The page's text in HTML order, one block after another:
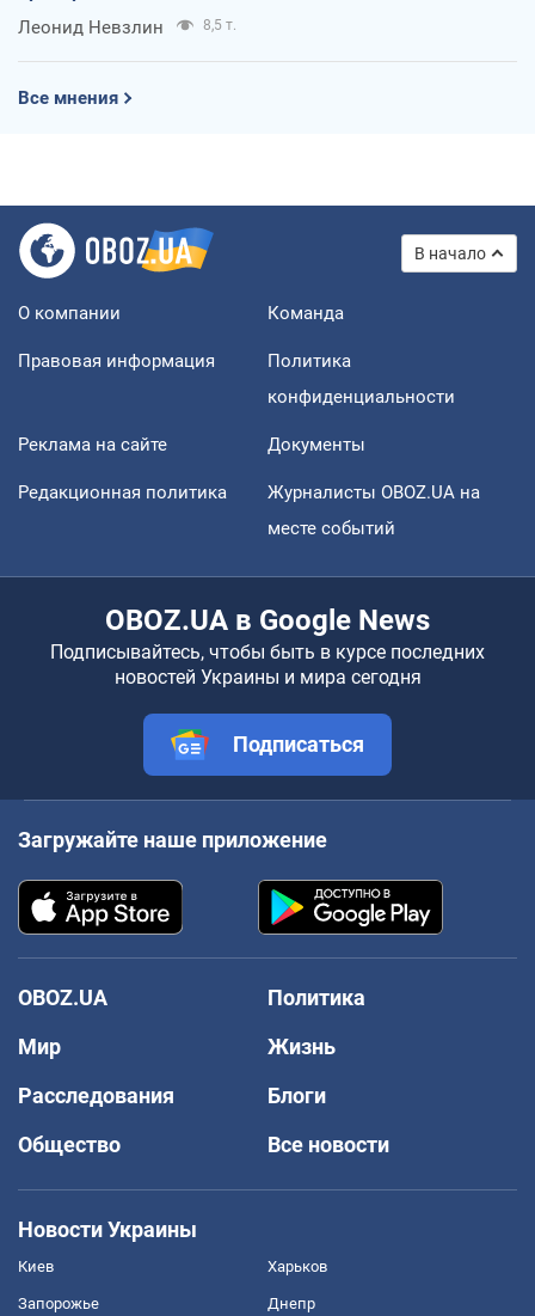
Леонид Невзлин 8,5 т.
Все мнения
В начало
О компании Команда
Правовая информация
Политика
конфиденциальности
Реклама на сайте Документы
Редакционная политика
Журналисты OBOZ.UA на
месте событий
OBOZ.UA в Google News
Подписывайтесь, чтобы быть в курсе последних
новостей Украины и мира сегодня
Подписаться
Загружайте наше приложение
OBOZ.UA
Политика
Мир
Жизнь
Расследования
Блоги
Общество
Все новости
Новости Украины
Киев Харьков
Запорожье Днепр